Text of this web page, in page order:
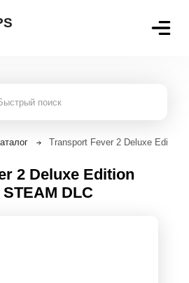
Transport Fever 2 Deluxe Edition
2 Deluxe Edition
DLC